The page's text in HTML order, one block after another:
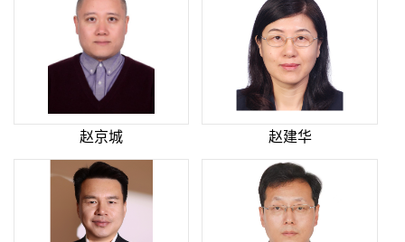
赵京城 赵建华